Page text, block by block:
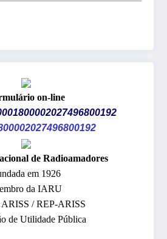
on-line
de Radioamadores
em 1926
da IARU
/ REP-ARISS
de Utilidade Pública